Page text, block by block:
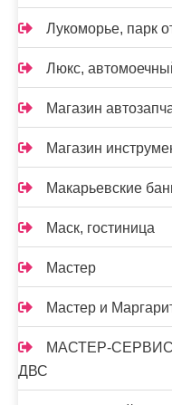
Лукоморье, парк
Люкс,
Магазин
Магазин
Макарьевские
Маск, гостиница
Мастер
Мастер и
МАСТЕР-СЕРВИС,
ДВС